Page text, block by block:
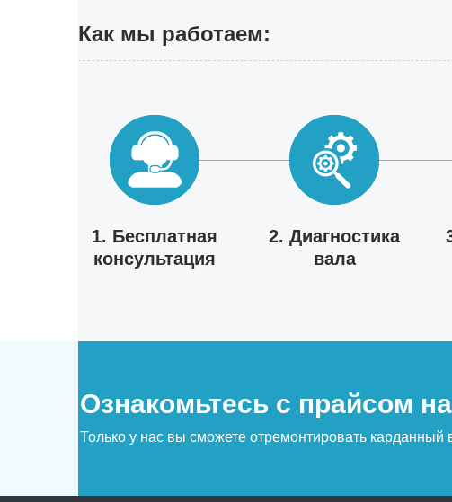
Как мы работаем:
1. Бесплатная
консультация
2. Диагностика
вала
Ознакомьтесь с прайсом
Только у нас вы сможете отремонтировать карданный